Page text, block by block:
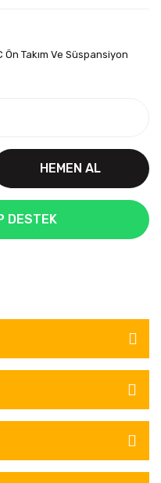
Ön Takım Ve Süspansiyon
HEMEN AL
DESTEK